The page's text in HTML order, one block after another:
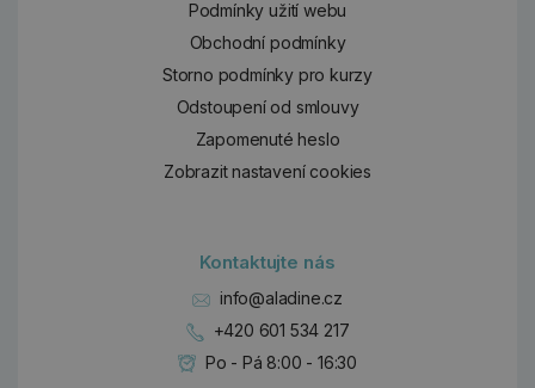
Podmínky užití webu
Obchodní podmínky
Storno podmínky pro kurzy
Odstoupení od smlouvy
Zapomenuté heslo
Zobrazit nastavení cookies
Kontaktujte nás
info@aladine.cz
+420 601 534 217
Po - Pá 8:00 - 16:30